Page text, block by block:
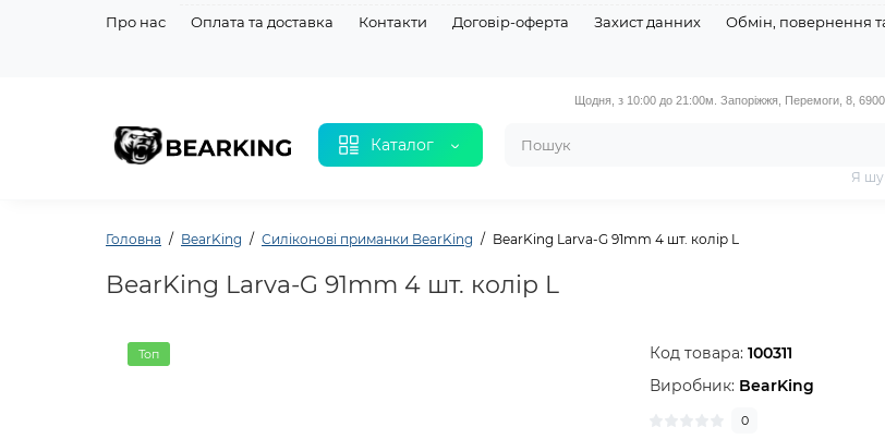
Про нас Оплата та доставка Контакти Договір-оферта Захист данних Обмін, повернення
Каталог
Щодня, з 10:00 до 21:00м. Запоріжжя, Перемоги, 8,
Я
Головна BearKing Силіконовi приманки BearKing BearKing Larva-G 91mm 4 шт. колір L
BearKing Larva-G 91mm 4 шт. колір L
Топ Код товара:100311
Виробник: BearKing
0